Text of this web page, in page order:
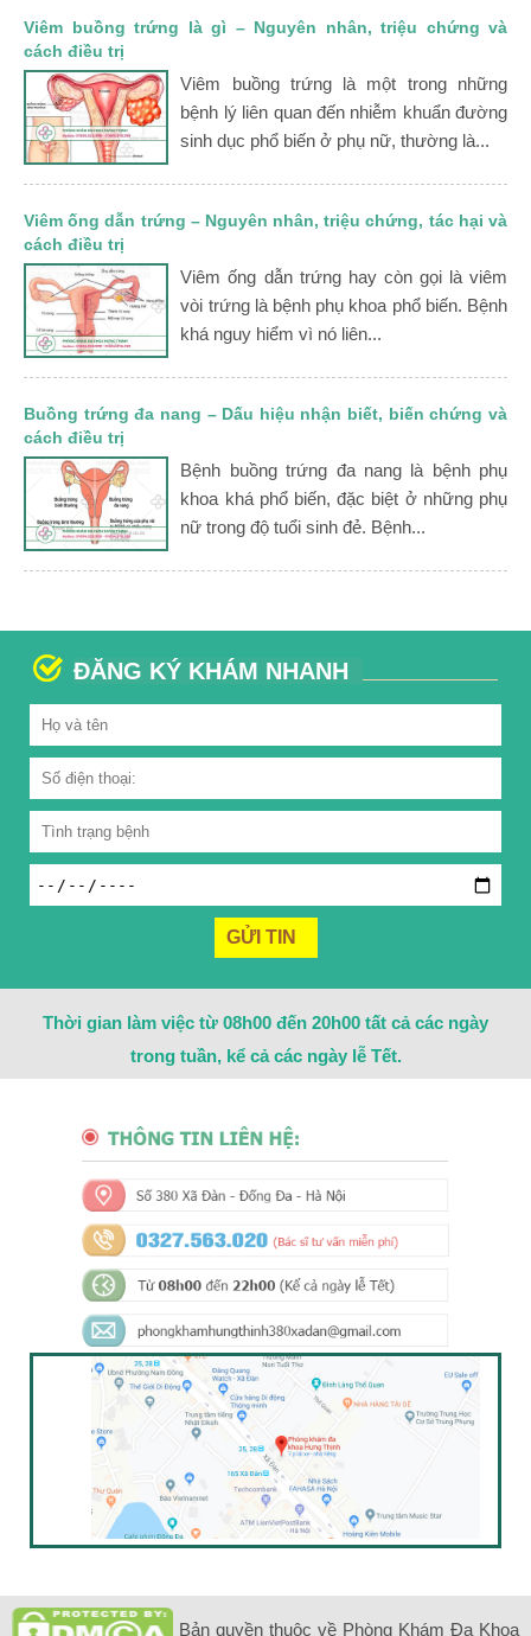
Viêm buồng trứng là gì – Nguyên nhân, triệu chứng và
cách điều trị
Viêm buồng trứng là một trong những
bệnh lý liên quan đến nhiễm khuẩn đường
sinh dục phổ biến ở phụ nữ, thường là...
Viêm ống dẫn trứng – Nguyên nhân, triệu chứng, tác hại và
cách điều trị
Viêm ống dẫn trứng hay còn gọi là viêm
vòi trứng là bệnh phụ khoa phổ biến. Bệnh
khá nguy hiểm vì nó liên...
Buồng trứng đa nang – Dấu hiệu nhận biết, biến chứng và
cách điều trị
Bệnh buồng trứng đa nang là bệnh phụ
khoa khá phổ biến, đặc biệt ở những phụ
nữ trong độ tuổi sinh đẻ. Bệnh...
ĐĂNG KÝ KHÁM NHANH
Thời gian làm việc từ 08h00 đến 20h00 tất cả các ngày
trong tuần, kể cả các ngày lễ Tết.
Bản quyền thuộc về Phòng Khám Đa Khoa